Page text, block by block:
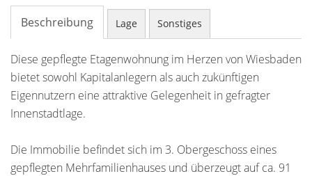
Beschreibung Lage Sonstiges
Diese gepflegte Etagenwohnung im Herzen von Wiesbaden
bietet sowohl Kapitalanlegern als auch zukünftigen
Eigennutzern eine attraktive Gelegenheit in gefragter
Innenstadtlage.
Die Immobilie befindet sich im 3. Obergeschoss eines
gepflegten Mehrfamilienhauses und überzeugt auf ca. 91